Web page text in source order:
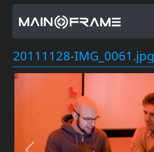
20111128-IMG_0061.jpg